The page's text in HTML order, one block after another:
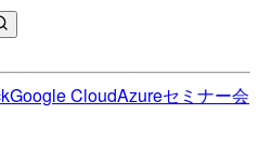
Google CloudAzureセミナー会